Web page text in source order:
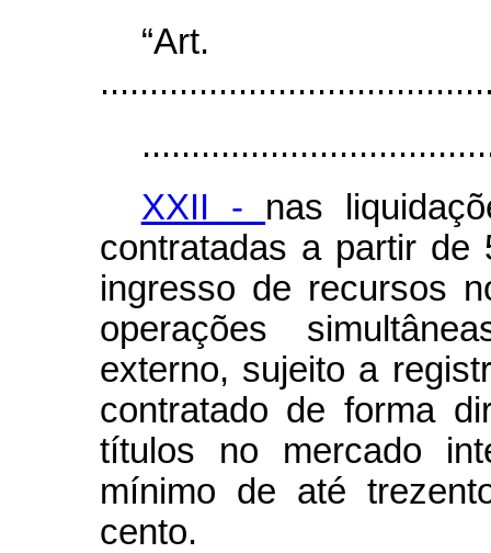
XXII - nas
contratadas a partir de
ingresso de recursos
operações
externo, sujeito a
contratado de forma
títulos no mercado
mínimo de até
cento.